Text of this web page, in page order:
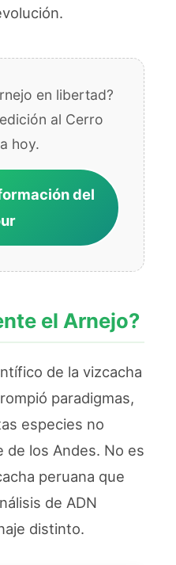
en libertad?
al Cerro
hoy.
del
el Arnejo?
de la vizcacha
paradigmas,
especies no
de los Andes. No es
peruana que
de ADN
distinto.